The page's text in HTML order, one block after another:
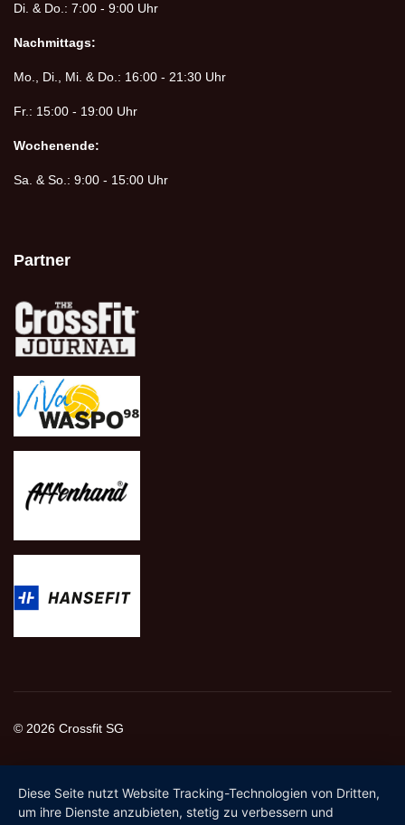
Di. & Do.: 7:00 - 9:00 Uhr
Nachmittags:
Mo., Di., Mi. & Do.: 16:00 - 21:30 Uhr
Fr.: 15:00 - 19:00 Uhr
Wochenende:
Sa. & So.: 9:00 - 15:00 Uhr
Partner
© 2026 Crossfit SG
Diese Seite nutzt Website Tracking-Technologien von Dritten,
um ihre Dienste anzubieten, stetig zu verbessern und